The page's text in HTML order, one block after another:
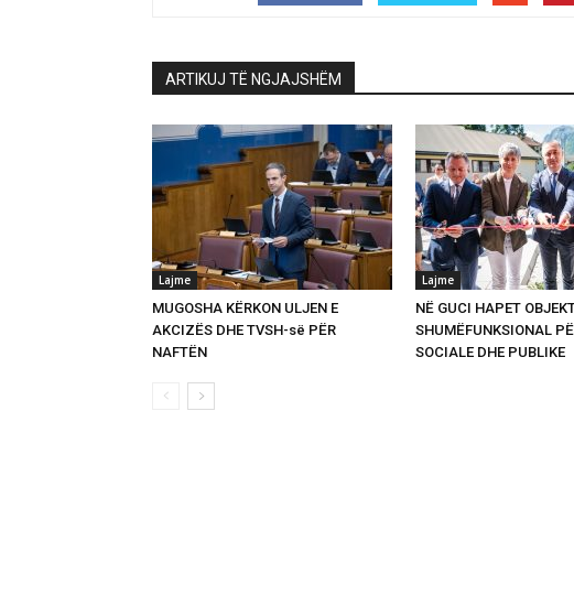
ARTIKUJ TË NGJAJSHËM
Lajme
MUGOSHA KËRKON ULJEN E
AKCIZËS DHE TVSH-së PËR
NAFTËN
Lajme
NË GUCI HAPET
SHUMËFUNKSIONAL
SOCIALE DHE PUBLIKE